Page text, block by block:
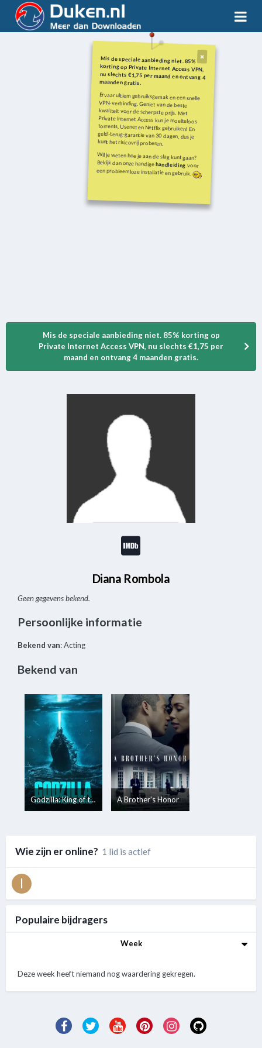
Mis de speciale aanbieding niet. 85%
korting op Private Internet Access VPN,
nu slechts €1,75 per maand en ontvang 4
maanden gratis.
Ervaar ultiem gebruiksgemak en een snelle
VPN-verbinding. Geniet van de beste
kwaliteit voor de scherpste prijs. Met
Private Internet Access kun je moeiteloos
torrents, Usenet en Netflix gebruiken! En
geld-terug-garantie van 30 dagen, dus je
kunt het risicovrij proberen.
Wil je weten hoe je aan de slag kunt gaan?
Bekijk dan onze handigehandleiding voor
een probleemloze installatie en gebruik.
Mis de speciale aanbieding niet. 85% korting op
Private Internet Access VPN, nu slechts €1,75 per
maand en ontvang 4 maanden gratis.
Diana Rombola
Geen gegevens bekend.
Persoonlijke informatie
Bekend van: Acting
Bekend van
Godzilla: King of the Monsters A Brother's Honor
Wie zijn er online? 1 lid is actief
Populaire bijdragers
Week
Deze week heeft niemand nog waardering gekregen.